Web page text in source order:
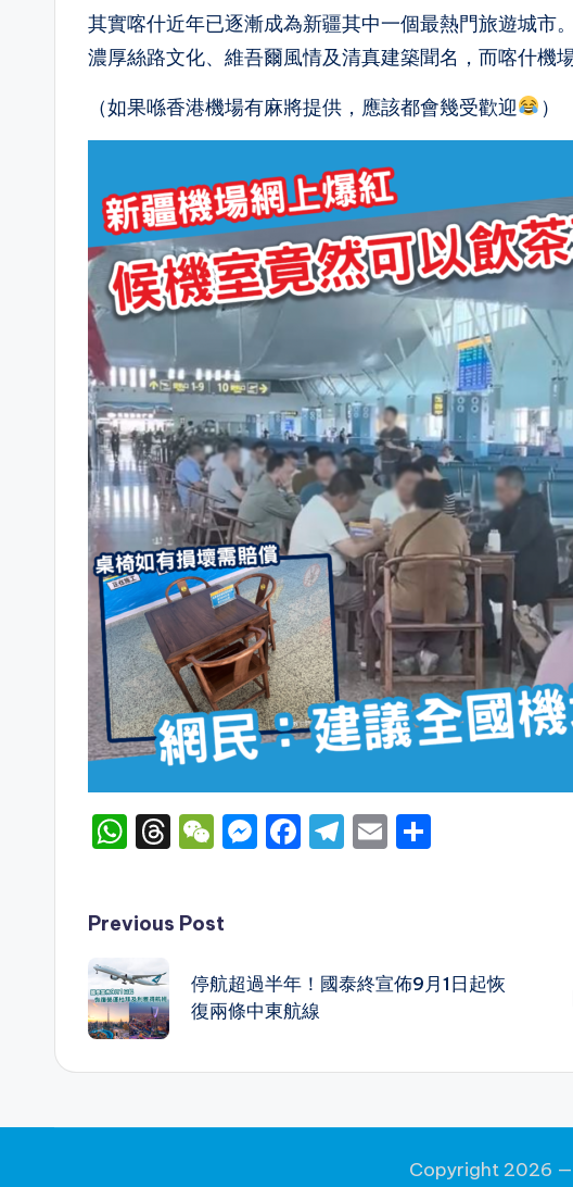
其實喀什近年已逐漸成為新疆其中一個最熱門旅遊城市
濃厚絲路文化、維吾爾風情及清真建築聞名，而喀什機
（如果喺香港機場有麻將提供，應該都會幾受歡迎
）
W
ts
A
p
p
T
a
d
W
h
a
t
M
e
n
er
F
b
o
k
T
a
m
E
Post
navigation
Previous Post
停航超過半年！國泰終宣佈9月1日起恢
復兩條中東航線
Copyright 2026 —